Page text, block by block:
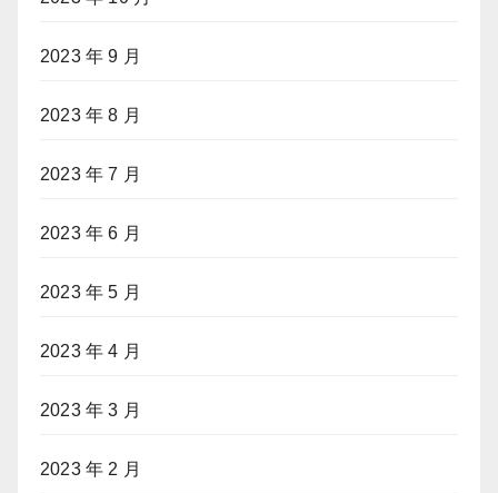
2023 年 9 月
2023 年 8 月
2023 年 7 月
2023 年 6 月
2023 年 5 月
2023 年 4 月
2023 年 3 月
2023 年 2 月